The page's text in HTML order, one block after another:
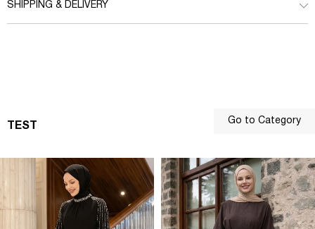
SHIPPING & DELIVERY
TEST
Go to Category